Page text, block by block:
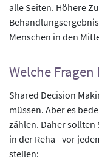
alle Seiten. Höhere
Menschen in den
Welche
Shared Decision
müssen. Aber es
zählen. Daher sollten
in der Reha - vor
stellen: